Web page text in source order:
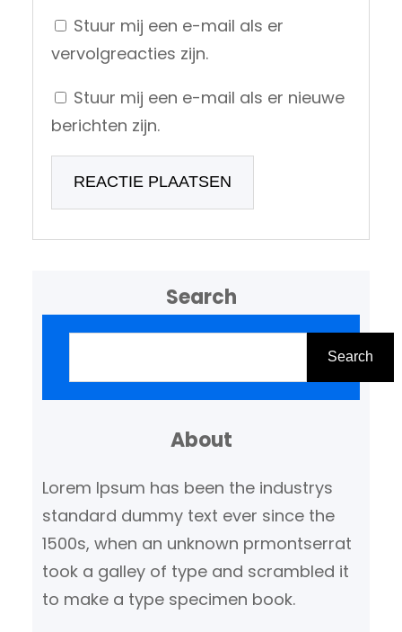
Stuur mij een e-mail als er
vervolgreacties zijn.
Stuur mij een e-mail als er nieuwe
berichten zijn.
Search
Search
About
Lorem Ipsum has been the industrys
standard dummy text ever since the
1500s, when an unknown prmontserrat
took a galley of type and scrambled it
to make a type specimen book.